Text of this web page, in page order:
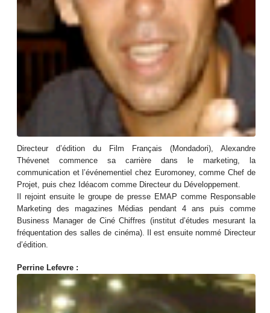
Directeur d’édition du Film Français (Mondadori), Alexandre
Thévenet commence sa carrière dans le marketing, la
communication et l’événementiel chez Euromoney, comme Chef de
Projet, puis chez Idéacom comme Directeur du Développement.
Il rejoint ensuite le groupe de presse EMAP comme Responsable
Marketing des magazines Médias pendant 4 ans puis comme
Business Manager de Ciné Chiffres (institut d’études mesurant la
fréquentation des salles de cinéma). Il est ensuite nommé Directeur
d’édition.
Perrine Lefevre :